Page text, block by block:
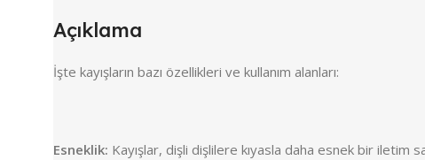
Açıklama
İşte kayışların bazı özellikleri ve kullanım alanları:
Esneklik: Kayışlar, dişli dişlilere kıyasla daha esnek bir iletim